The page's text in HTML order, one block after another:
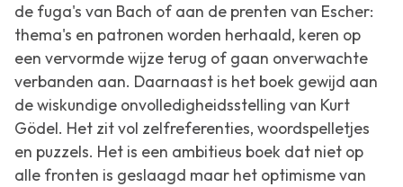
de fuga's van Bach of aan de prenten van Escher:
thema's en patronen worden herhaald, keren op
een vervormde wijze terug of gaan onverwachte
verbanden aan. Daarnaast is het boek gewijd aan
de wiskundige onvolledigheidsstelling van Kurt
Gödel. Het zit vol zelfreferenties, woordspelletjes
en puzzels. Het is een ambitieus boek dat niet op
alle fronten is geslaagd maar het optimisme van